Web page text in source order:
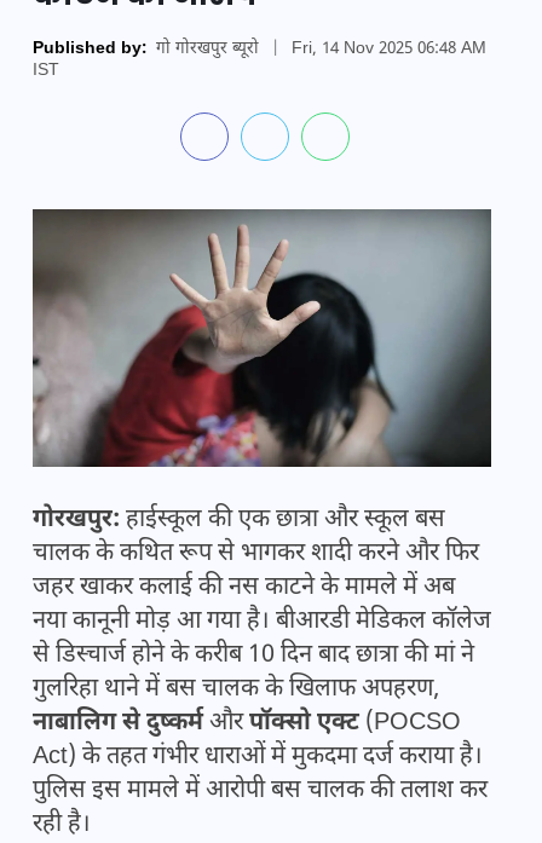
Published by: गो गोरखपुर ब्यूरो
Fri, 14 Nov 2025 06:48 AM
IST
गोरखपुर: हाईस्कूल की एक छात्रा और स्कूल बस
चालक के कथित रूप से भागकर शादी करने और फिर
जहर खाकर कलाई की नस काटने के मामले में अब
नया कानूनी मोड़ आ गया है। बीआरडी मेडिकल कॉलेज
से डिस्चार्ज होने के करीब 10 दिन बाद छात्रा की मां ने
गुलरिहा थाने में बस चालक के खिलाफ अपहरण,
नाबालिग से दुष्कर्मऔरपॉक्सो एक्ट (POCSO
Act) के तहत गंभीर धाराओं में मुकदमा दर्ज कराया है।
पुलिस इस मामले में आरोपी बस चालक की तलाश कर
रही है।